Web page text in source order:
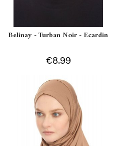
Belinay - Turban Noir - Ecardin
€8.99